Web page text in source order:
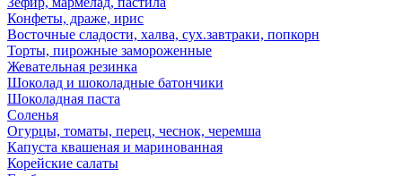
Конфеты, драже, ирис
Восточные сладости, халва, сух.завтраки, попкорн
Торты, пирожные замороженные
Жевательная резинка
Шоколад и шоколадные батончики
Шоколадная паста
Соленья
Огурцы, томаты, перец, чеснок, черемша
Капуста квашеная и маринованная
Корейские салаты